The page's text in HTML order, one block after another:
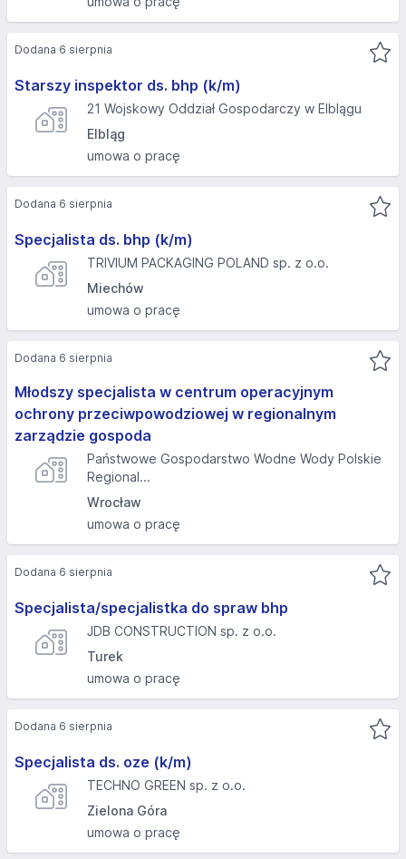
Starszy inspektor ds. bhp (k/m)
21 Wojskowy Oddział Gospodarczy w Elblągu
Elbląg
umowa o pracę
Dodana 6 sierpnia
Specjalista ds. bhp (k/m)
TRIVIUM PACKAGING POLAND sp. z o.o.
Miechów
umowa o pracę
Dodana 6 sierpnia
Młodszy specjalista w centrum operacyjnym
ochrony przeciwpowodziowej w regionalnym
zarządzie gospoda
Państwowe Gospodarstwo Wodne Wody Polskie
Regional...
Wrocław
umowa o pracę
Dodana 6 sierpnia
Specjalista/specjalistka do spraw bhp
JDB CONSTRUCTION sp. z o.o.
Turek
umowa o pracę
Dodana 6 sierpnia
Specjalista ds. oze (k/m)
TECHNO GREEN sp. z o.o.
Zielona Góra
umowa o pracę
Dodana 6 sierpnia